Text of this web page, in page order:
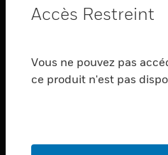
PRODUCTS
toggle view
Accès Restreint
Vous ne pouvez pas
ce produit n'est pas